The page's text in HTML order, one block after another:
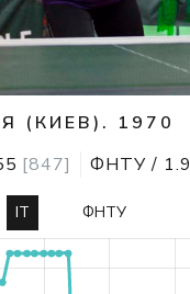
(КИЕВ). 1970
[847] ФНТУ / 1.9
IT ФНТУ